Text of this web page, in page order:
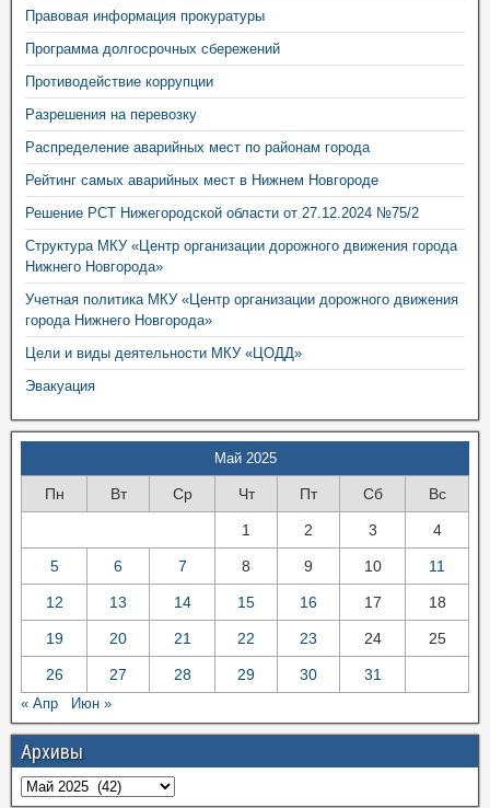
Правовая информация прокуратуры
Программа долгосрочных сбережений
Противодействие коррупции
Разрешения на перевозку
Распределение аварийных мест по районам города
Рейтинг самых аварийных мест в Нижнем Новгороде
Решение РСТ Нижегородской области от 27.12.2024 №75/2
Структура МКУ «Центр организации дорожного движения города
Нижнего Новгорода»
Учетная политика МКУ «Центр организации дорожного движения
города Нижнего Новгорода»
Цели и виды деятельности МКУ «ЦОДД»
Эвакуация
Май 2025
Пн Вт Ср Чт Пт Сб Вс
1 2 3 4
5 6 7 8 9 10 11
12 13 14 15 16 17 18
19 20 21 22 23 24 25
26 27 28 29 30 31
« Апр Июн »
Архивы